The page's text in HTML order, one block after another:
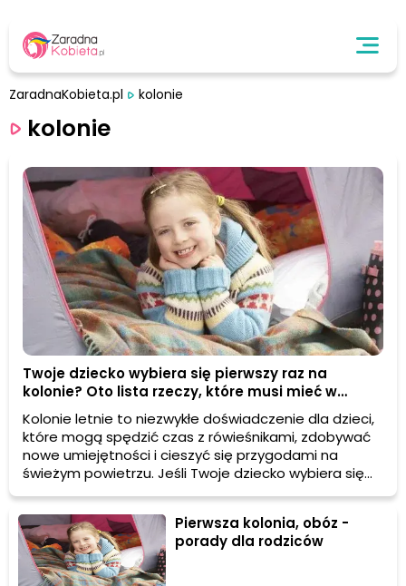
ZaradnaKobieta.pl kolonie
kolonie
Twoje dziecko wybiera się pierwszy raz na
kolonie? Oto lista rzeczy, które musi mieć w
plecaku
Kolonie letnie to niezwykłe doświadczenie dla dzieci,
które mogą spędzić czas z rówieśnikami, zdobywać
nowe umiejętności i cieszyć się przygodami na
świeżym powietrzu. Jeśli Twoje dziecko wybiera się
pierwszy raz na kolonie, prawdopodobnie
zastanawiasz się, jakie rzeczy powinno zabrać ze
sobą. W tym artykule przedstawiamy listę
niezbędnych przedmiotów.
Pierwsza kolonia, obóz -
porady dla rodziców